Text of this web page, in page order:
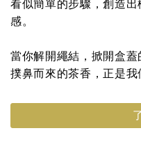
看似簡單的步驟，創造
感。
當你解開繩結，掀開盒蓋
撲鼻而來的茶香，正是我